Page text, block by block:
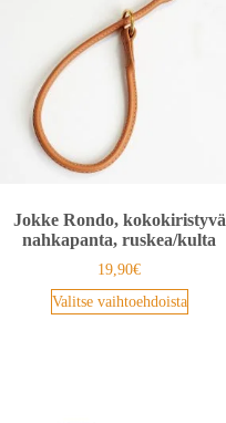
Jokke Rondo, kokokiristyvä
nahkapanta, ruskea/kulta
19,90€
Valitse vaihtoehdoista